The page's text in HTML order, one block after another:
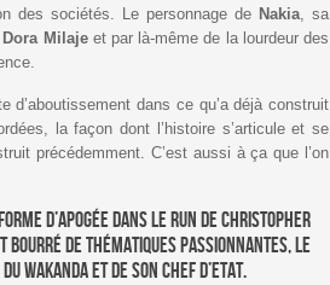
des sociétés. Le personnage de Nakia , sa
Dora Milajeet par là-même de la lourdeur des
dans ce qu’a déjà construit
la façon dont l’histoire s’articule et se
précédemment. C’est aussi à ça que l’on
d’apogée dans le run de Christopher
bourré de thématiques passionnantes, le
Wakanda et de son chef d’Etat.